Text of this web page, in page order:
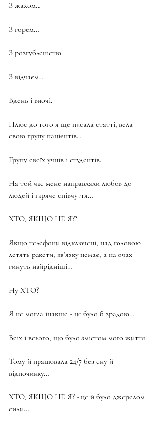
З жахом…
З горем…
З розгубленістю.
З відчаєм…
Вдень і вночі.
Плюс до того я ще писала статті, вела
свою групу пацієнтів…
Групу своїх учнів і студентів.
На той час мене направляли любов до
людей і гаряче співчуття…
ХТО, ЯКЩО НЕ Я??
Якщо телефони відключені, над головою
летять ракети, зв’язку немає, а на очах
гинуть найрідніші…
Ну ХТО?
Я не могла інакше - це було б зрадою…
Всіх і всього, що було змістом мого життя.
Тому й працювала 24/7 без сну й
відпочинку…
ХТО, ЯКЩО НЕ Я? - це й було джерелом
сили…